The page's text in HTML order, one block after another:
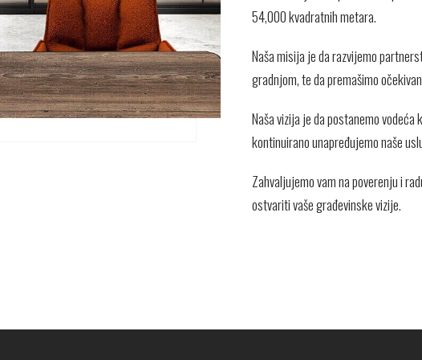
54,000 kvadratnih metara.
Naša misija je da razvijemo
gradnjom, te da premašimo
Naša vizija je da postanemo
kontinuirano unapređujemo naše
Zahvaljujemo vam na poverenju i
ostvariti vaše građevinske vizije.